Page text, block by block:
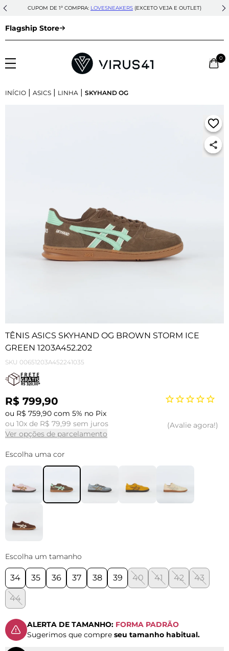
CUPOM DE 1ª COMPRA: LOVESNEAKERS (EXCETO VEJA E OUTLET)
Flagship Store
0
INÍCIO | ASICS | LINHA | SKYHAND OG
TÊNIS ASICS SKYHAND OG BROWN STORM ICE
GREEN 1203A452.202
SKU 00651203A452241035
R$ 799,90
ou R$ 759,90 com 5% no Pix
ou 10x de R$ 79,99 sem juros
Ver opções de parcelamento
Avalie agora!
Escolha uma cor
Escolha um tamanho
34 35 36 37 38 39 40 41 42 43
44
ALERTA DE TAMANHO: FORMA PADRÃO
Sugerimos que compre seu tamanho habitual.